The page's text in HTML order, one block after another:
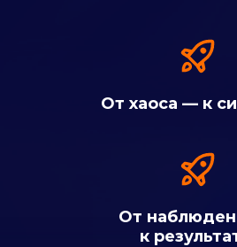
От хаоса — к
От
к